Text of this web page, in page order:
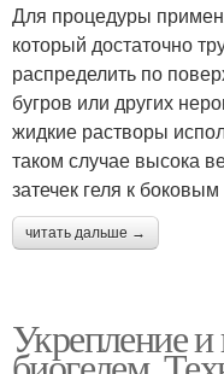
Для процедуры
который достаточно
распределить по
бугров или других
жидкие растворы
таком случае высока
затечек геля к
читать дальше →
Укрепление